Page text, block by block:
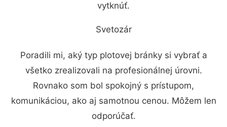
vytknúť.
Svetozár
Poradili mi, aký typ plotovej bránky si vybrať a
všetko zrealizovali na profesionálnej úrovni.
Rovnako som bol spokojný s prístupom,
komunikáciou, ako aj samotnou cenou. Môžem len
odporúčať.